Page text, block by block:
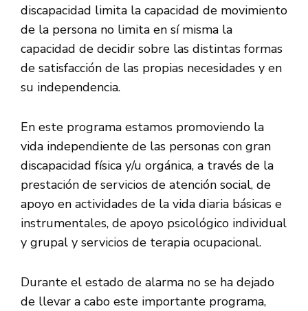
discapacidad limita la capacidad de movimiento
de la persona no limita en sí misma la
capacidad de decidir sobre las distintas formas
de satisfacción de las propias necesidades y en
su independencia.
En este programa estamos promoviendo la
vida independiente de las personas con gran
discapacidad física y/u orgánica, a través de la
prestación de servicios de atención social, de
apoyo en actividades de la vida diaria básicas e
instrumentales, de apoyo psicológico individual
y grupal y servicios de terapia ocupacional.
Durante el estado de alarma no se ha dejado
de llevar a cabo este importante programa,